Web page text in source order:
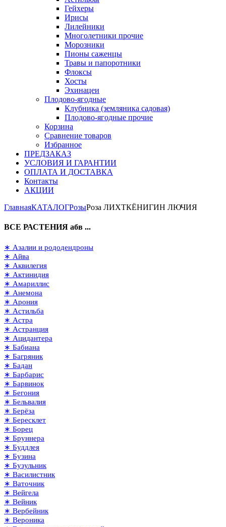
Гейхеры
Ирисы
Лилейники
Многолетники прочие
Морозники
Пионы саженцы
Травы и папоротники
Флоксы
Хосты
Эхинацеи
Плодово-ягодные
Клубника (земляника садовая)
Плодово-ягодные прочие
Корзина
Сравнение товаров
Избранное
ПРЕДЗАКАЗ
УСЛОВИЯ И ГАРАНТИИ
ОПЛАТА И ДОСТАВКА
Контакты
АКЦИИ
ГлавнаяКАТАЛОГРозыРоза ЛИХТКЁНИГИН ЛЮЧИЯ
ВСЕ РАСТЕНИЯ абв ...
∗ Азалии и рододендроны
∗ Айва
∗ Аквилегия
∗ Актинидия
∗ Амариллис
∗ Анемона
∗ Арония
∗ Астильба
∗ Астра
∗ Астранция
∗ Ацидантера
∗ Бабиана
∗ Багряник
∗ Бадан
∗ Барбарис
∗ Барвинок
∗ Бегония
∗ Бельвалия
∗ Берёза
∗ Бересклет
∗ Борец
∗ Бруннера
∗ Буддлея
∗ Бузина
∗ Бузульник
∗ Василистник
∗ Ваточник
∗ Вейгела
∗ Вейник
∗ Вербейник
∗ Вероника